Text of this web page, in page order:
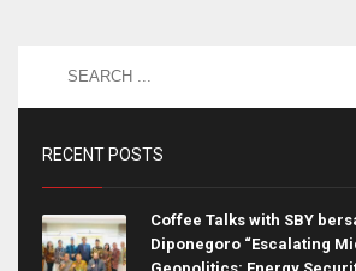
RECENT POSTS
Coffee Talks with SBY
Diponegoro “Escalating